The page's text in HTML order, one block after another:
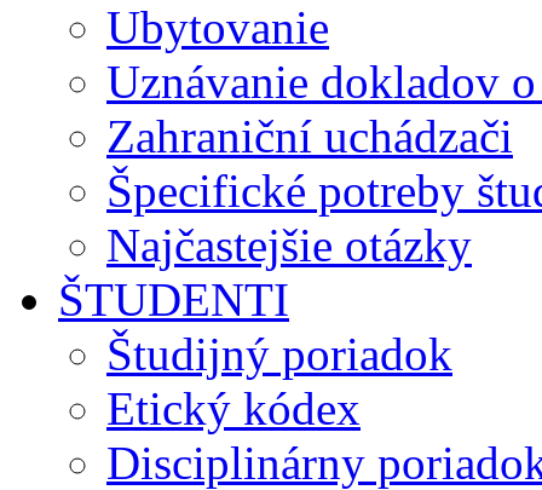
Ubytovanie
Uznávanie dokladov
Zahraniční uchádzači
Špecifické potreby
Najčastejšie otázky
ŠTUDENTI
Študijný poriadok
Etický kódex
Disciplinárny